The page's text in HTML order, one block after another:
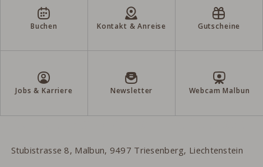
Buchen Kontakt & Anreise Gutscheine
Jobs & Karriere Newsletter Webcam Malbun
Stubistrasse 8, Malbun, 9497 Triesenberg, Liechtenstein